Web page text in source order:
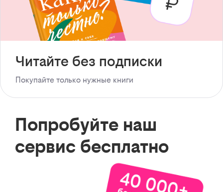
Читайте без подписки
Покупайте только нужные книги
Попробуйте наш
сервис бесплатно